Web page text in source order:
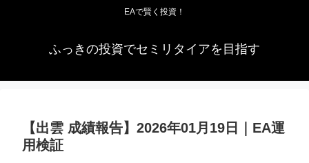
EAで賢く投資！
ふっきの投資でセミリタイアを目指す
【出雲 成績報告】2026年01月19日｜EA運
用検証